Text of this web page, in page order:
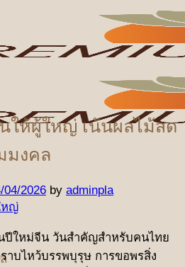
ให้ผู้ใหญ่ เน้นผลไม้สด
มงคล
04/2026 by adminpla
ปีใหม่จีน วันสำคัญสำหรับคนไทย
าบไหว้บรรพบุรุษ การขอพรสิ่ง